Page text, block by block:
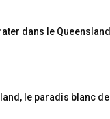
dans le Queensland
le paradis blanc de